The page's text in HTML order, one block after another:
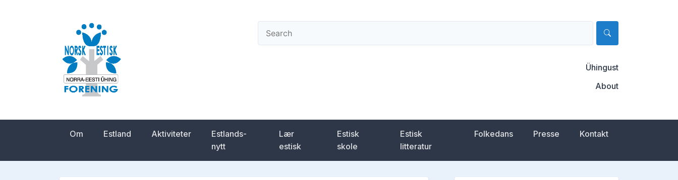
Norsk-estisk forening
Ühingust
About
Om Estland Aktiviteter
Estlands-
nytt
Lær
estisk
Estisk
skole
Estisk
litteratur
Folkedans Presse Kontakt